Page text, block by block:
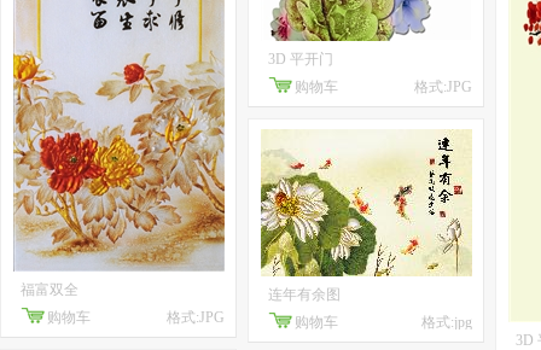
福富双全
购物车
格式:JPG
3D 平开门
购物车
格式:JPG
连年有余图
购物车
格式:jpg
3D